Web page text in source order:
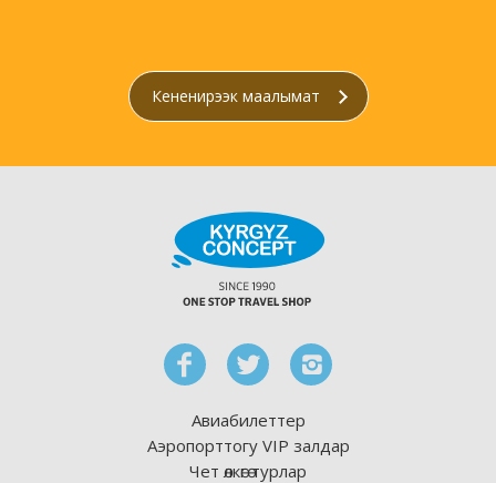
Кененирээк маалымат
Авиабилеттер
Аэропорттогу VIP залдар
Чет өлкөгө турлар